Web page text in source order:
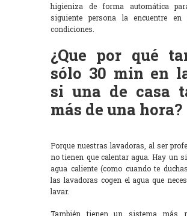
higieniza de forma automática
siguiente persona la encuentre en
condiciones.
¿Que por qué
sólo 30 min en
si una de casa
más de una hora?
Porque nuestras lavadoras, al ser
no tienen que calentar agua. Hay un
agua caliente (como cuando te
las lavadoras cogen el agua que
lavar.
También tienen un sistema más